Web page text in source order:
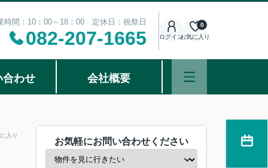
時間：10：00～18：00 定休日：祝祭日
082-207-1665 ログインお気に入り
0
合わせ 会社概要
入り
お気軽にお問い合わせください